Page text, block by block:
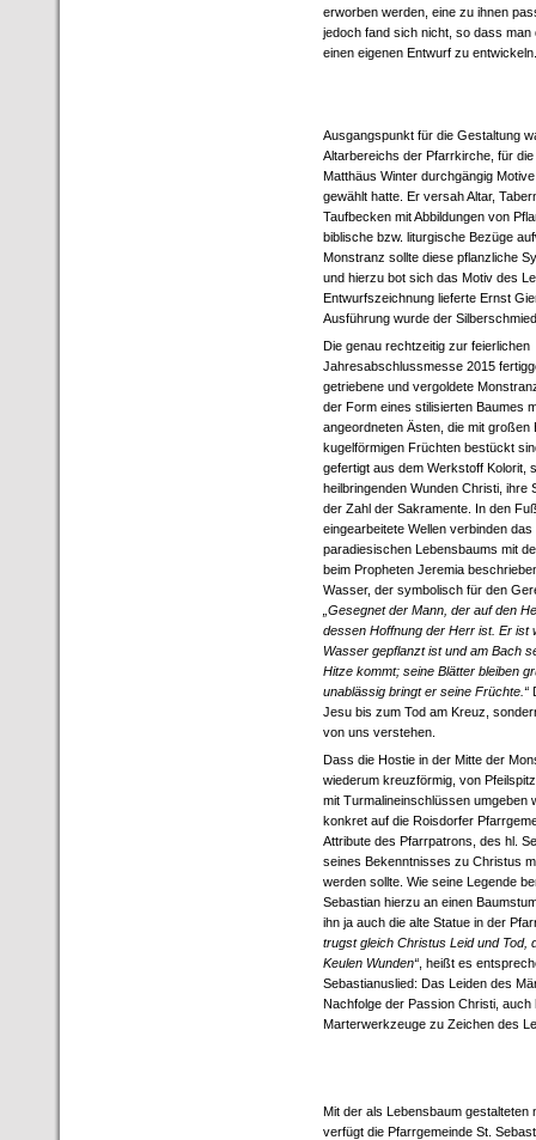
erworben werden, eine zu ihnen
jedoch fand sich nicht, so dass man
einen eigenen Entwurf zu entwickeln.
Ausgangspunkt für die Gestaltung
Altarbereichs der Pfarrkirche, für
Matthäus Winter durchgängig
gewählt hatte. Er versah Altar,
Taufbecken mit Abbildungen von
biblische bzw. liturgische Bezüge
Monstranz sollte diese pflanzliche
und hierzu bot sich das Motiv des
Entwurfszeichnung lieferte Ernst
Ausführung wurde der
Die genau rechtzeitig zur feierlichen
Jahresabschlussmesse 2015
getriebene und vergoldete
der Form eines stilisierten Baumes
angeordneten Ästen, die mit großen
kugelförmigen Früchten bestückt
gefertigt aus dem Werkstoff Kolorit,
heilbringenden Wunden Christi, ihre
der Zahl der Sakramente. In den
eingearbeitete Wellen verbinden
paradiesischen Lebensbaums mit
beim Propheten Jeremia
Wasser, der symbolisch für den
„Gesegnet der Mann, der auf den
dessen Hoffnung der Herr ist. Er ist
Wasser gepflanzt ist und am Bach
Hitze kommt; seine Blätter bleiben
unablässig bringt er seine Früchte.“
Jesu bis zum Tod am Kreuz,
von uns verstehen.
Dass die Hostie in der Mitte der
wiederum kreuzförmig, von
mit Turmalineinschlüssen umgeben
konkret auf die Roisdorfer
Attribute des Pfarrpatrons, des hl.
seines Bekenntnisses zu Christus
werden sollte. Wie seine Legende
Sebastian hierzu an einen
ihn ja auch die alte Statue in der
trugst gleich Christus Leid und Tod,
Keulen Wunden“ , heißt es
Sebastianuslied: Das Leiden des
Nachfolge der Passion Christi, auch
Marterwerkzeuge zu Zeichen des
Mit der als Lebensbaum gestalteten
verfügt die Pfarrgemeinde St.